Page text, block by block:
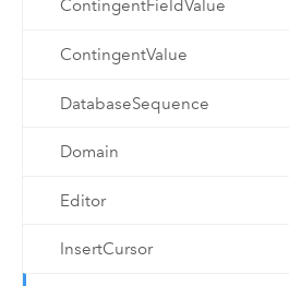
ContingentFieldValue
ContingentValue
DatabaseSequence
Domain
Editor
InsertCursor